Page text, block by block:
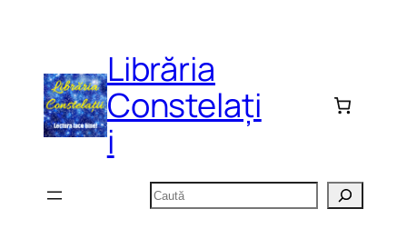
Librăria
Constelați
i
Caută